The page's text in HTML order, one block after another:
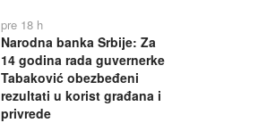
pre 18 h
Narodna banka Srbije: Za
14 godina rada guvernerke
Tabaković obezbeđeni
rezultati u korist građana i
privrede